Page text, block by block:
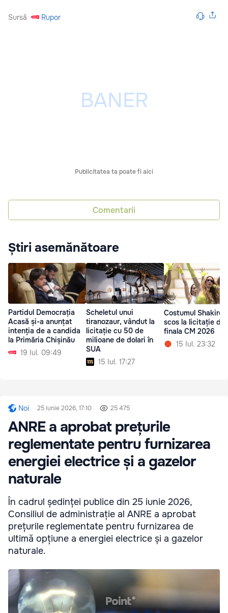
Sursă Rupor
Publicitatea ta poate fi aici
Comentarii
Știri asemănătoare
Partidul Democrația
Acasă și-a anunțat
intenția de a candida
la Primăria Chișinău
19 Iul. 09:49
Scheletul unui
tiranozaur, vândut la
licitație cu 50 de
milioane de dolari în
SUA
15 Iul. 17:27
Costumul Shakirei
scos la licitație
finala CM 2026
15 Iul. 23:32
Noi 25 iunie 2026, 17:10 25 475
ANRE a aprobat prețurile
reglementate pentru furnizarea
energiei electrice și a gazelor
naturale
În cadrul ședinței publice din 25 iunie 2026,
Consiliul de administrație al ANRE a aprobat
prețurile reglementate pentru furnizarea de
ultimă opțiune a energiei electrice și a gazelor
naturale.